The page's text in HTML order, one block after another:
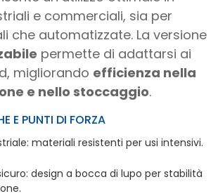
e commerciali, sia per
che automatizzate. La versione
permette di adattarsi ai
migliorando efficienza nella
e nello stoccaggio.
E PUNTI DI FORZA
materiali resistenti per usi intensivi.
design a bocca di lupo per stabilità